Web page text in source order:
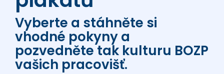
Vyberte a stáhněte si
vhodné pokyny a
pozvedněte tak kulturu BOZP
vašich pracovišť.